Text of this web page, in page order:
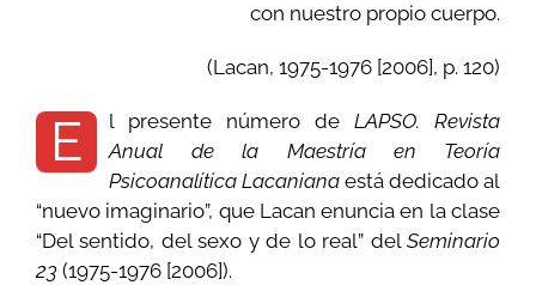
con nuestro propio cuerpo.
(Lacan, 1975-1976 [2006], p. 120)
E l presente número deLAPSO. Revista
Anual de la Maestría en Teoría
Psicoanalítica Lacaniana está dedicado al
“nuevo imaginario”, que Lacan enuncia en la clase
“Del sentido, del sexo y de lo real” delSeminario
23 (1975-1976 [2006]).